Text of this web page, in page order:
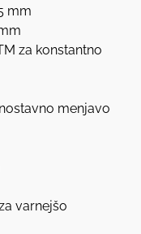
mm
za konstantno
menjavo
varnejšo